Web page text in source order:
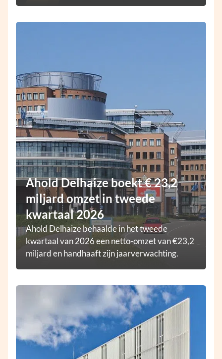
Ahold Delhaize boekt € 23,2
miljard omzet in tweede
kwartaal 2026
Ahold Delhaize behaalde in het tweede
kwartaal van 2026 een netto-omzet van €23,2
miljard en handhaaft zijn jaarverwachting.